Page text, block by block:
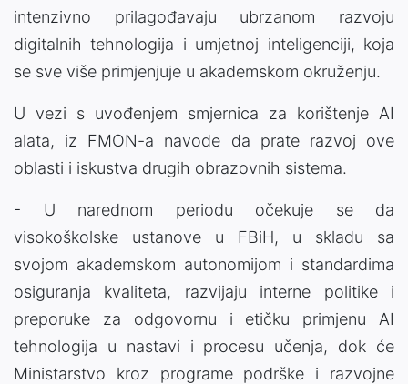
intenzivno prilagođavaju ubrzanom razvoju
digitalnih tehnologija i umjetnoj inteligenciji, koja
se sve više primjenjuje u akademskom okruženju.
U vezi s uvođenjem smjernica za korištenje AI
alata, iz FMON-a navode da prate razvoj ove
oblasti i iskustva drugih obrazovnih sistema.
- U narednom periodu očekuje se da
visokoškolske ustanove u FBiH, u skladu sa
svojom akademskom autonomijom i standardima
osiguranja kvaliteta, razvijaju interne politike i
preporuke za odgovornu i etičku primjenu AI
tehnologija u nastavi i procesu učenja, dok će
Ministarstvo kroz programe podrške i razvojne